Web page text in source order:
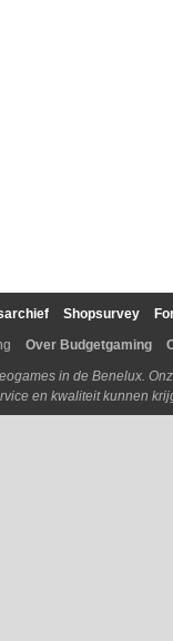
Shopsurvey
Over Budgetgaming
in de Benelux.
en kwaliteit kunnen